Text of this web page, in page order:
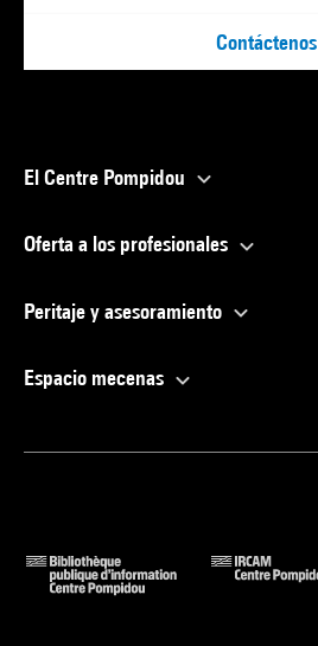
Contáctenos
El Centre Pompidou
Oferta a los profesionales
Peritaje y asesoramiento
Espacio mecenas